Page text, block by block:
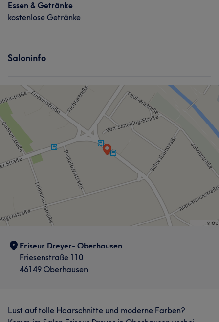
Fürsorglich
Was unsere Kunden über Esra sagen
Professionell
Essen & Getränke
kostenlose Getränke
Saloninfo
Friseur Dreyer- Oberhausen
Friesenstraße 110
46149 Oberhausen
Lust auf tolle Haarschnitte und moderne Farben?